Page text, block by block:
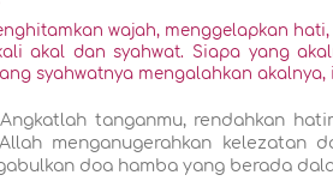
wajah, menggelapkan
akal dan syahwat. Siapa yang
syahwatnya mengalahkan
Angkatlah tanganmu, rendahkan
menganugerahkan kelezatan
doa hamba yang berada